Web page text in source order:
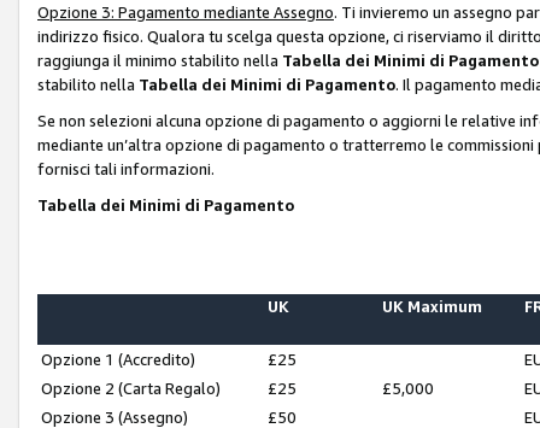
Opzione 3: Pagamento mediante Assegno. Ti invieremo un assegno
indirizzo fisico. Qualora tu scelga questa opzione, ci riserviamo il
raggiunga il minimo stabilito nella Tabella dei Minimi di Pagamento
stabilito nella Tabella dei Minimi di Pagamento. Il pagamento
Se non selezioni alcuna opzione di pagamento o aggiorni le relative
mediante un’altra opzione di pagamento o tratterremo le
fornisci tali informazioni.
Tabella dei Minimi di Pagamento
UK UK Maximum
Opzione 1 (Accredito) £25
Opzione 2 (Carta Regalo)
£25 £5,000
Opzione 3 (Assegno)
£50